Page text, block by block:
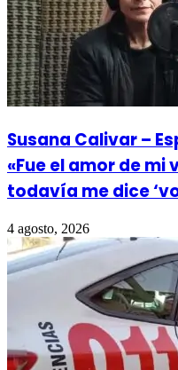
Susana Calivar –
«Fue el amor de mi
todavía me dice
4 agosto, 2026